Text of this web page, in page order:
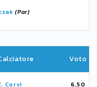
(Par)
Voto
Corvi 6,50